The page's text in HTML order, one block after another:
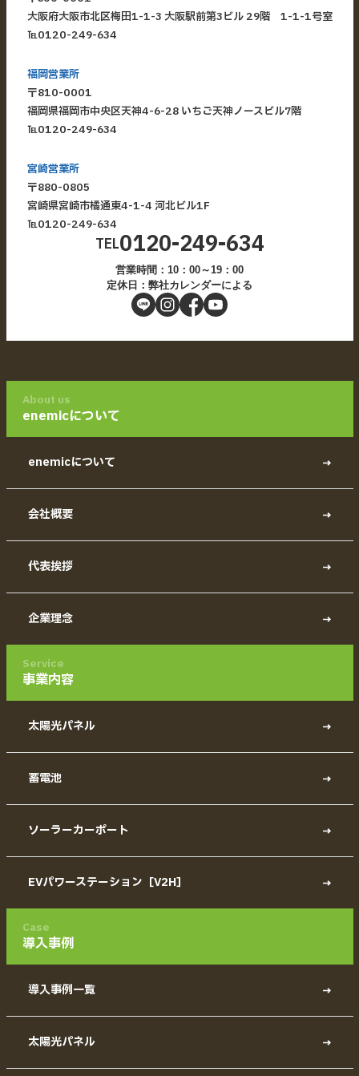
大阪府大阪市北区梅田1-1-3 大阪駅前第3ビル 29階 1-1-1号室
℡0120-249-634
福岡営業所
〒810-0001
福岡県福岡市中央区天神4-6-28 いちご天神ノースビル7階
℡0120-249-634
宮崎営業所
〒880-0805
宮崎県宮崎市橘通東4-1-4 河北ビル1F
℡0120-249-634
TEL0120-249-634
営業時間：10：00～19：00
定休日：弊社カレンダーによる
About us
enemicについて
enemicについて
会社概要
代表挨拶
企業理念
Service
事業内容
太陽光パネル
蓄電池
ソーラーカーポート
EVパワーステーション［V2H］
Case
導入事例
導入事例一覧
太陽光パネル